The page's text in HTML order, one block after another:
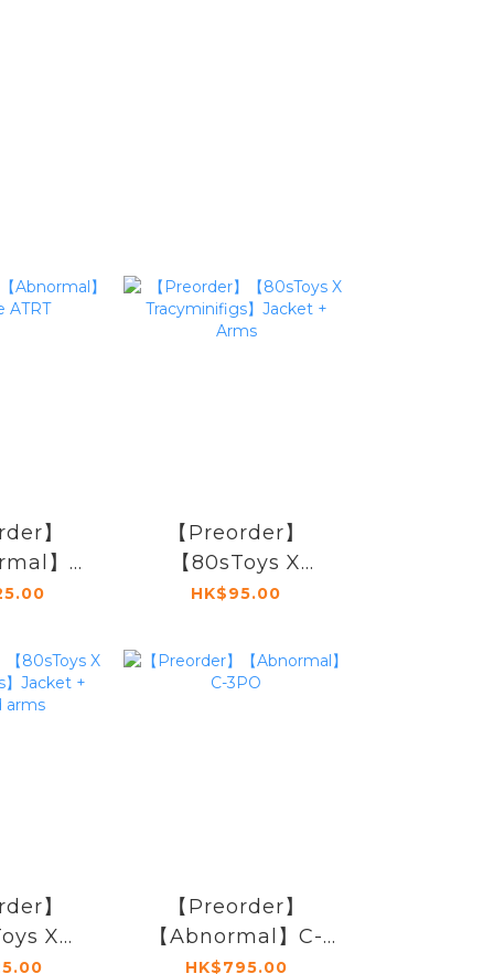
】
】
ATRT
【Preorder】
【80sToys X
Tracyminifigs】
HK$95.00
】
X
】
【Preorder】
【Abnormal】C-
3PO
HK$795.00